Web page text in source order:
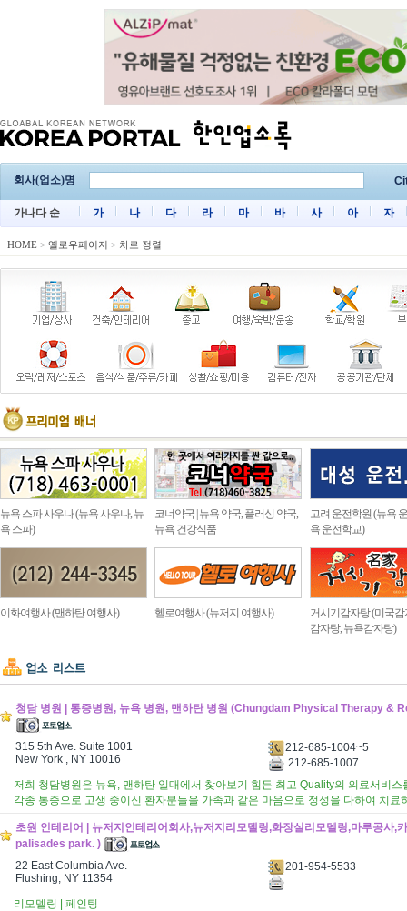
회사(업소)명
가나다 순 가 나 다 라 마 바 사 아 자
HOME > 옐로우페이지 > 차로 정렬
뉴욕 스파 사우나 (뉴욕 사우나, 뉴
욕 스파)
코너약국 | 뉴욕 약국, 플러싱 약국,
뉴욕 건강식품
고려 운전학원 (뉴욕
욕 운전학교)
이화여행사 (맨하탄 여행사) 헬로여행사 (뉴저지 여행사)
거시기감자탕 (미국감
감자탕, 뉴욕감자탕)
청담 병원 | 통증병원, 뉴욕 병원, 맨하탄 병원 (Chungdam Physical Therapy &
315 5th Ave. Suite 1001
New York , NY 10016
212-685-1004~5
212-685-1007
저희 청담병원은 뉴욕, 맨하탄 일대에서 찾아보기 힘든 최고 Quality의 의료서비
각종 통증으로 고생 중이신 환자분들을 가족과 같은 마음으로 정성을 다하여 치료
초원 인테리어 | 뉴저지인테리어회사,뉴저지리모델링,화장실리모델링,마루공사,
palisades park. )
22 East Columbia Ave.
Flushing, NY 11354
201-954-5533
리모델링 | 페인팅